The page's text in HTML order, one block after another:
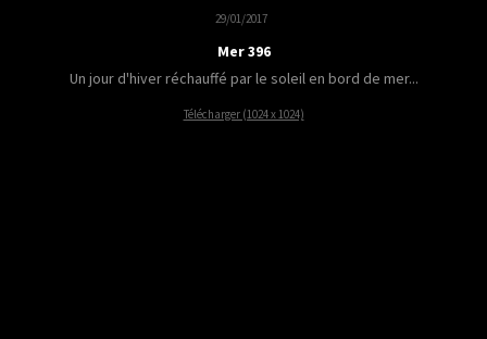
29/01/2017
Mer 396
Un jour d'hiver réchauffé par le soleil en bord de mer...
Télécharger (1024 x 1024)